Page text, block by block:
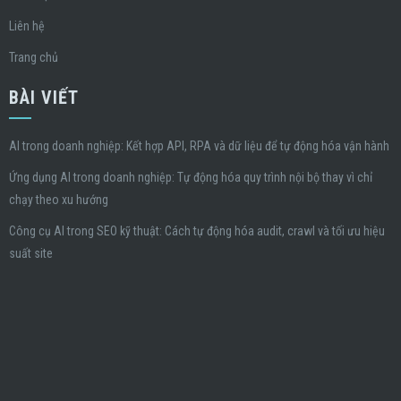
Liên hệ
Trang chủ
BÀI VIẾT
AI trong doanh nghiệp: Kết hợp API, RPA và dữ liệu để tự động hóa vận hành
Ứng dụng AI trong doanh nghiệp: Tự động hóa quy trình nội bộ thay vì chỉ
chạy theo xu hướng
Công cụ AI trong SEO kỹ thuật: Cách tự động hóa audit, crawl và tối ưu hiệu
suất site